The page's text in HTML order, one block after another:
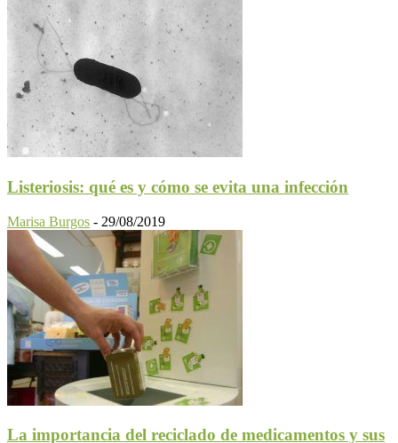
Listeriosis: qué es y cómo se evita una infección
Marisa Burgos - 29/08/2019
La importancia del reciclado de medicamentos y sus